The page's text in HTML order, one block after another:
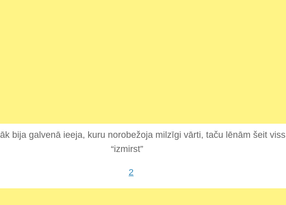
bija galvenā ieeja, kuru norobežoja milzīgi vārti, taču lēnām šeit viss
“izmirst”